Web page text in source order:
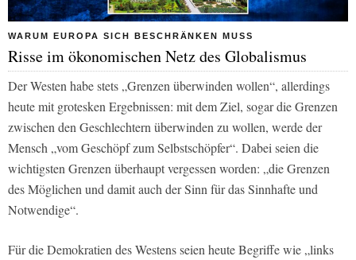
WARUM EUROPA SICH BESCHRÄNKEN MUSS
Risse im ökonomischen Netz des Globalismus
Der Westen habe stets „Grenzen überwinden wollen“, allerdings
heute mit grotesken Ergebnissen: mit dem Ziel, sogar die Grenzen
zwischen den Geschlechtern überwinden zu wollen, werde der
Mensch „vom Geschöpf zum Selbstschöpfer“. Dabei seien die
wichtigsten Grenzen überhaupt vergessen worden: „die Grenzen
des Möglichen und damit auch der Sinn für das Sinnhafte und
Notwendige“.
Für die Demokratien des Westens seien heute Begriffe wie „links